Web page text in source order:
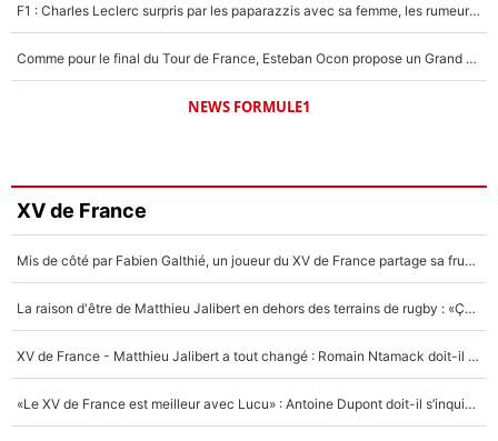
F1 : Charles Leclerc surpris par les paparazzis avec sa femme, les rumeurs étaient vraies !
Comme pour le final du Tour de France, Esteban Ocon propose un Grand Prix de Formule 1 à Paris : «Autour de l’Arc de Triomphe, ce serait génial» !
NEWS FORMULE1
XV de France
Mis de côté par Fabien Galthié, un joueur du XV de France partage sa frustration : «ils ne me l’ont pas dit tout de suite»
La raison d'être de Matthieu Jalibert en dehors des terrains de rugby : «Ça m'atteint autant que si tu touches à un membre de ma famille»
XV de France - Matthieu Jalibert a tout changé : Romain Ntamack doit-il s’inquiéter pour sa place à un an de la Coupe du monde ?
«Le XV de France est meilleur avec Lucu» : Antoine Dupont doit-il s’inquiéter pour sa place ?